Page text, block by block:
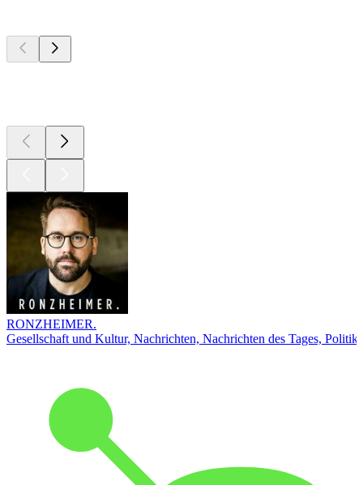
RONZHEIMER.
Gesellschaft und Kultur, Nachrichten, Nachrichten des Tages, Politik